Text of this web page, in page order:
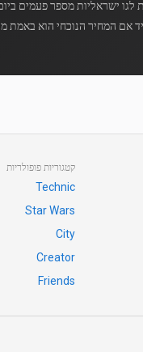
אם המחיר הנוכחי הוא באמת
קטגוריות פופולריות
Technic
Star Wars
City
Creator
Friends